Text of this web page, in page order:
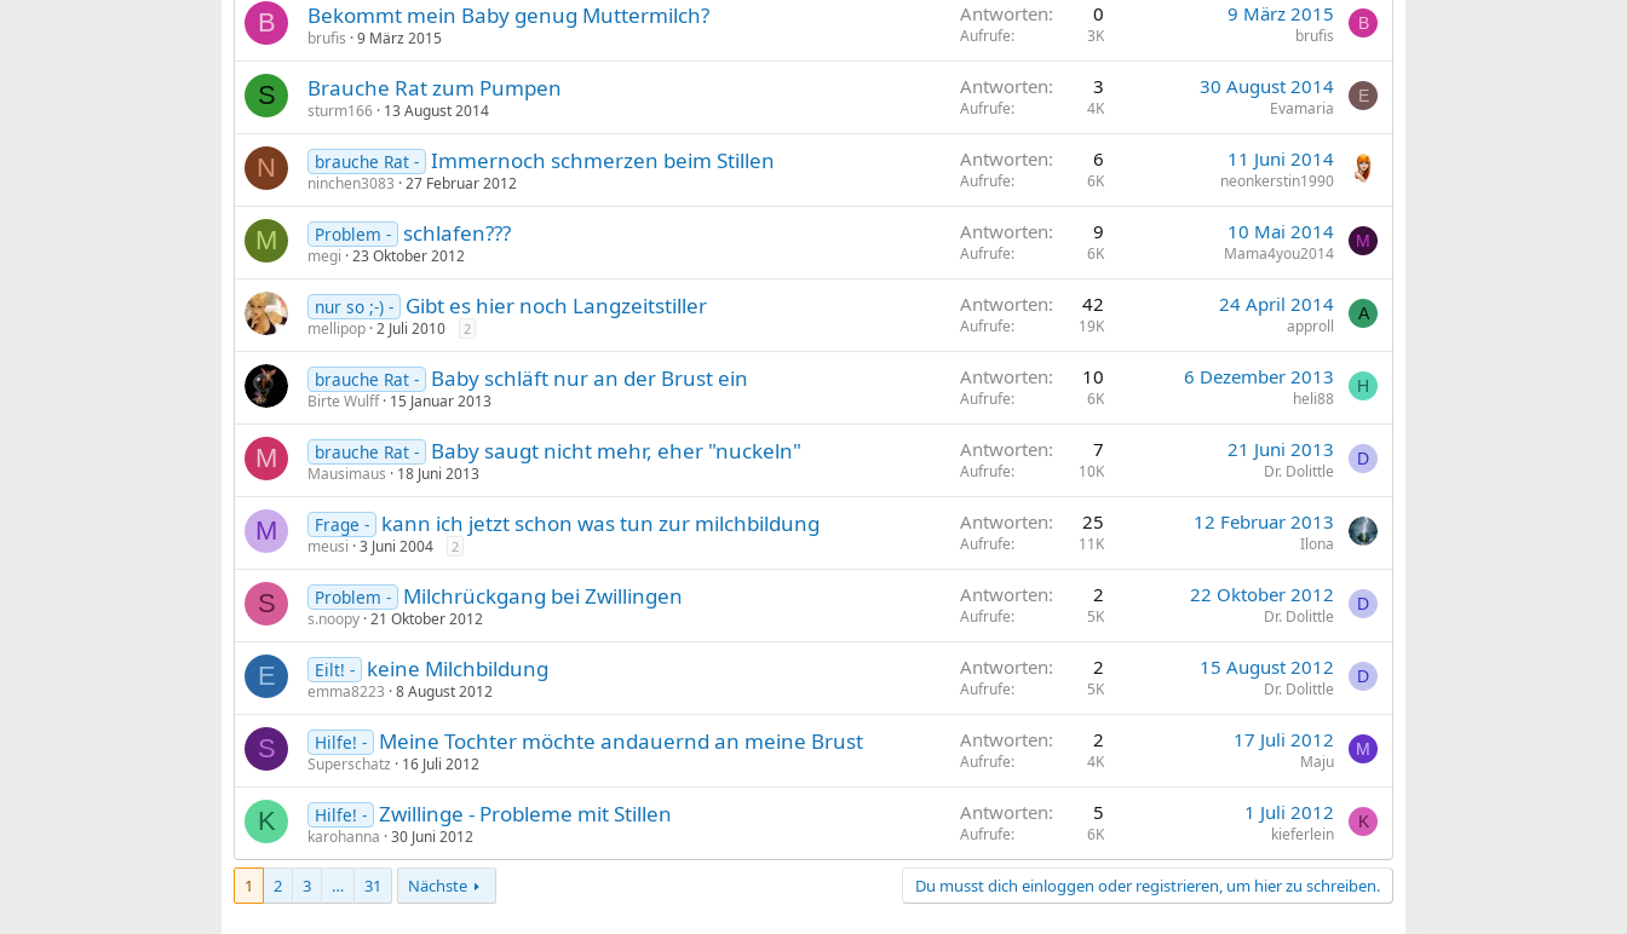
B Bekommt mein Baby genug Muttermilch?
brufis 9 März 2015
Antworten 0
Aufrufe 3K
9 März 2015
brufis
B
S Brauche Rat zum Pumpen
sturm166 13 August 2014
Antworten 3
Aufrufe 4K
30 August 2014
Evamaria
E
N brauche Rat - Immernoch schmerzen beim Stillen
ninchen3083 27 Februar 2012
Antworten 6
Aufrufe 6K
11 Juni 2014
neonkerstin1990
M Problem - schlafen???
megi 23 Oktober 2012
Antworten 9
Aufrufe 6K
10 Mai 2014
Mama4you2014
M
nur so ;-) - Gibt es hier noch Langzeitstiller
mellipop 2 Juli 2010 2
Antworten 42
Aufrufe 19K
24 April 2014
approll
A
brauche Rat - Baby schläft nur an der Brust ein
Birte Wulff 15 Januar 2013
Antworten 10
Aufrufe 6K
6 Dezember 2013
heli88
H
M brauche Rat - Baby saugt nicht mehr, eher "nuckeln"
Mausimaus 18 Juni 2013
Antworten 7
Aufrufe 10K
21 Juni 2013
Dr. Dolittle
D
M Frage - kann ich jetzt schon was tun zur milchbildung
meusi 3 Juni 2004 2
Antworten 25
Aufrufe 11K
12 Februar 2013
Ilona
S Problem - Milchrückgang bei Zwillingen
s.noopy 21 Oktober 2012
Antworten 2
Aufrufe 5K
22 Oktober 2012
Dr. Dolittle
D
E Eilt! - keine Milchbildung
emma8223 8 August 2012
Antworten 2
Aufrufe 5K
15 August 2012
Dr. Dolittle
D
S Hilfe! - Meine Tochter möchte andauernd an meine Brust
Superschatz 16 Juli 2012
Antworten 2
Aufrufe 4K
17 Juli 2012
Maju
M
K Hilfe! - Zwillinge - Probleme mit Stillen
karohanna 30 Juni 2012
Antworten 5
Aufrufe 6K
1 Juli 2012
kieferlein
K
1 2 3 … 31 Nächste Du musst dich einloggen oder registrieren, um hier zu schreiben.